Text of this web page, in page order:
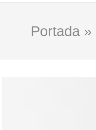
Portada »